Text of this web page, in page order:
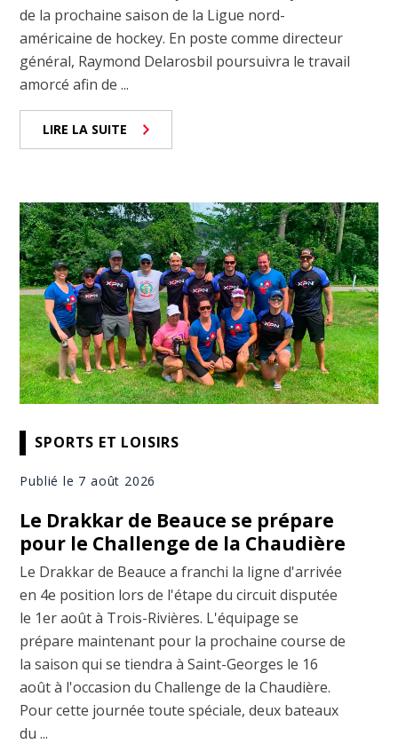
de la prochaine saison de la Ligue nord-
américaine de hockey. En poste comme directeur
général, Raymond Delarosbil poursuivra le travail
amorcé afin de ...
LIRE LA SUITE
SPORTS ET LOISIRS
Publié le 7 août 2026
Le Drakkar de Beauce se prépare
pour le Challenge de la Chaudière
Le Drakkar de Beauce a franchi la ligne d'arrivée
en 4e position lors de l'étape du circuit disputée
le 1er août à Trois-Rivières. L'équipage se
prépare maintenant pour la prochaine course de
la saison qui se tiendra à Saint-Georges le 16
août à l'occasion du Challenge de la Chaudière.
Pour cette journée toute spéciale, deux bateaux
du ...